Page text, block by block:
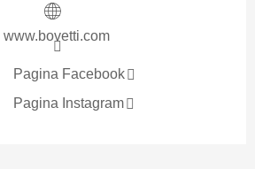
www.bovetti.com
Pagina Facebook
Pagina Instagram